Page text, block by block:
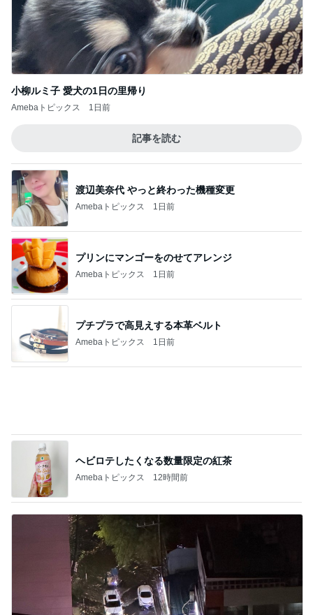
記事を読む
渡辺美奈代 やっと終わった機種変更
Amebaトピックス 1日前
Amebaトピックス 1日前
プチプラで高見えする本革ベルト
Amebaトピックス 1日前
ヘビロテしたくなる数量限定の紅茶
Amebaトピックス 12時間前
激しい雷雨で断念した初日のKTV
Amebaトピックス
記事を読む
モト冬樹 甘えに来た愛犬のアップ
Amebaトピックス 1日前